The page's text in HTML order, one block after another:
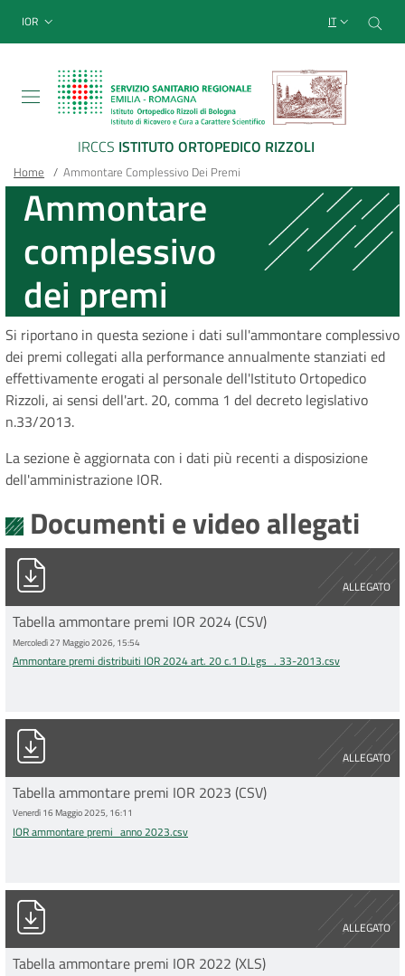
Sito Web Istituto
menu top-bar
IOR IT
IRCCS ISTITUTO ORTOPEDICO RIZZOLI
Main container
Briciole
di
pane
Home / Ammontare Complessivo Dei Premi
Ammontare
complessivo
dei premi
Si riportano in questa sezione i dati sull'ammontare complessivo
dei premi collegati alla performance annualmente stanziati ed
effettivamente erogati al personale dell'Istituto Ortopedico
Rizzoli, ai sensi dell'art. 20, comma 1 del decreto legislativo
n.33/2013.
La sezione è aggiornata con i dati più recenti a disposizione
dell'amministrazione IOR.
Documenti e video allegati
ALLEGATO
Ammontare premi distribuiti IOR 2024 art. 20 c.1 D.Lgs_. 33-
Tabella ammontare premi IOR 2024 (CSV)
Mercoledì 27 Maggio 2026, 15:54
Ammontare premi distribuiti IOR 2024 art. 20 c.1 D.Lgs_. 33-2013.csv
ALLEGATO
IOR ammontare premi_anno 2023.csv
Tabella ammontare premi IOR 2023 (CSV)
Venerdì 16 Maggio 2025, 16:11
IOR ammontare premi_anno 2023.csv
ALLEGATO
Ammontare premi IOR 2022.xlsx
Tabella ammontare premi IOR 2022 (XLS)